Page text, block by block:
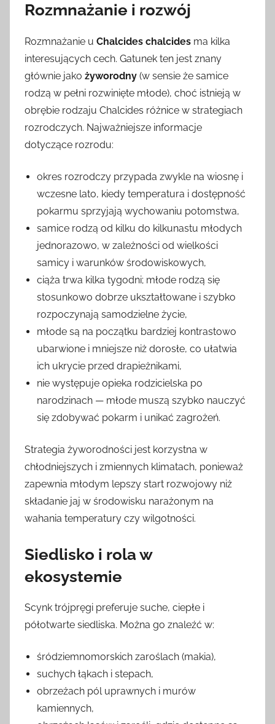
Rozmnażanie i rozwój
Rozmnażanie u Chalcides chalcides ma kilka
interesujących cech. Gatunek ten jest znany
głównie jako żyworodny (w sensie że samice
rodzą w pełni rozwinięte młode), choć istnieją w
obrębie rodzaju Chalcides różnice w strategiach
rozrodczych. Najważniejsze informacje
dotyczące rozrodu:
okres rozrodczy przypada zwykle na wiosnę i
wczesne lato, kiedy temperatura i dostępność
pokarmu sprzyjają wychowaniu potomstwa,
samice rodzą od kilku do kilkunastu młodych
jednorazowo, w zależności od wielkości
samicy i warunków środowiskowych,
ciąża trwa kilka tygodni; młode rodzą się
stosunkowo dobrze ukształtowane i szybko
rozpoczynają samodzielne życie,
młode są na początku bardziej kontrastowo
ubarwione i mniejsze niż dorosłe, co ułatwia
ich ukrycie przed drapieżnikami,
nie występuje opieka rodzicielska po
narodzinach — młode muszą szybko nauczyć
się zdobywać pokarm i unikać zagrożeń.
Strategia żyworodności jest korzystna w
chłodniejszych i zmiennych klimatach, ponieważ
zapewnia młodym lepszy start rozwojowy niż
składanie jaj w środowisku narażonym na
wahania temperatury czy wilgotności.
Siedlisko i rola w
ekosystemie
Scynk trójpręgi preferuje suche, ciepłe i
półotwarte siedliska. Można go znaleźć w:
śródziemnomorskich zaroślach (makia),
suchych łąkach i stepach,
obrzeżach pól uprawnych i murów
kamiennych,